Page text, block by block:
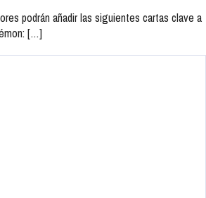
podrán añadir las siguientes cartas clave a
[…]